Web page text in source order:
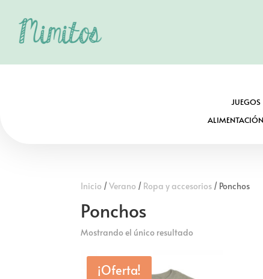
JUEGOS
Inicio /Verano / Ropa y accesorios / Ponchos
Ponchos
Mostrando el único resultado
¡Oferta!